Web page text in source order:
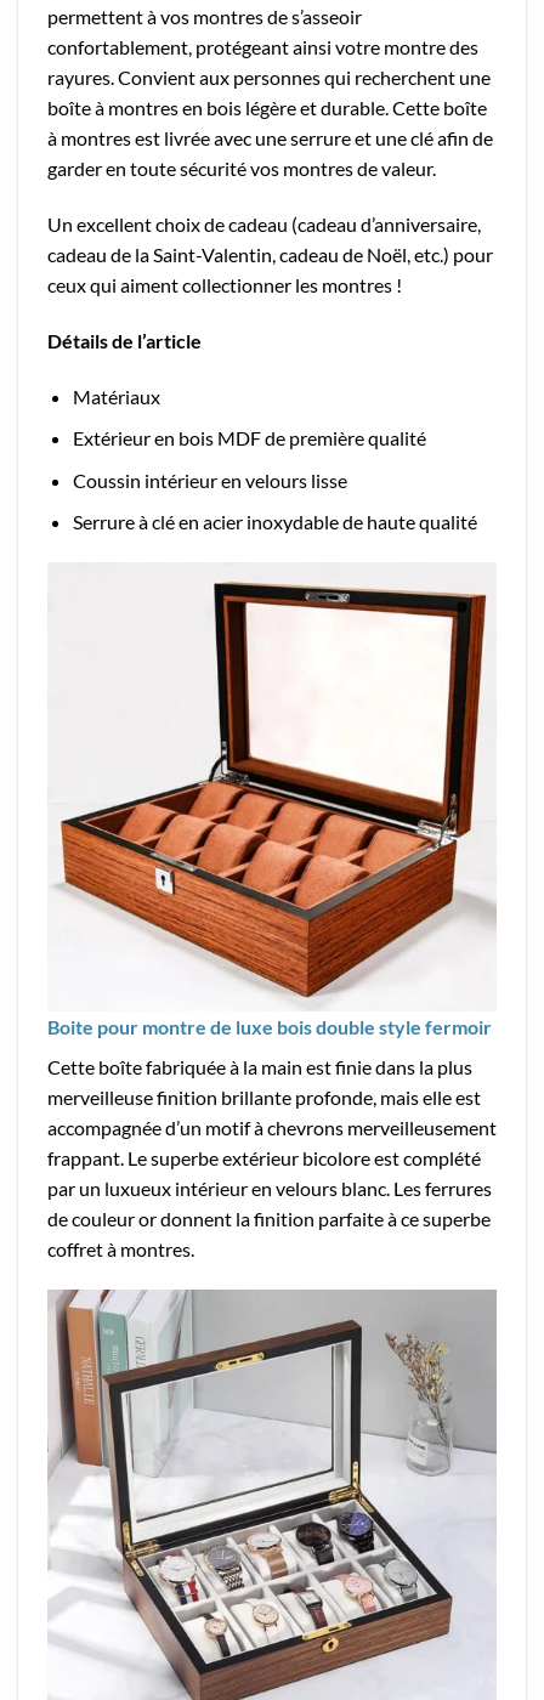
permettent à vos montres de s’asseoir
confortablement, protégeant ainsi votre montre des
rayures. Convient aux personnes qui recherchent une
boîte à montres en bois légère et durable. Cette boîte
à montres est livrée avec une serrure et une clé afin de
garder en toute sécurité vos montres de valeur.
Un excellent choix de cadeau (cadeau d’anniversaire,
cadeau de la Saint-Valentin, cadeau de Noël, etc.) pour
ceux qui aiment collectionner les montres !
Détails de l’article
Matériaux
Extérieur en bois MDF de première qualité
Coussin intérieur en velours lisse
Serrure à clé en acier inoxydable de haute qualité
Boite pour montre de luxe bois double style fermoir
Cette boîte fabriquée à la main est finie dans la plus
merveilleuse finition brillante profonde, mais elle est
accompagnée d’un motif à chevrons merveilleusement
frappant. Le superbe extérieur bicolore est complété
par un luxueux intérieur en velours blanc. Les ferrures
de couleur or donnent la finition parfaite à ce superbe
coffret à montres.